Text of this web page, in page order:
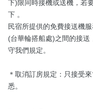
下)限同時接機或送機，若
下 。
民宿所提供的免費接送機
(台華輪搭船處)之間的接
守我們規定。
＊取消訂房規定：只接受
悉。